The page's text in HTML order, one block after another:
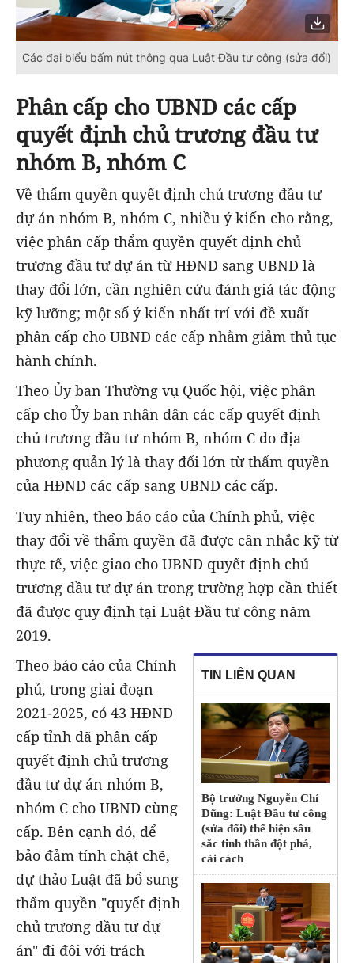
Các đại biểu bấm nút thông qua Luật Đầu tư công (sửa đổi)
Phân cấp cho UBND các cấp
quyết định chủ trương đầu tư
nhóm B, nhóm C
Về thẩm quyền quyết định chủ trương đầu tư
dự án nhóm B, nhóm C, nhiều ý kiến cho rằng,
việc phân cấp thẩm quyền quyết định chủ
trương đầu tư dự án từ HĐND sang UBND là
thay đổi lớn, cần nghiên cứu đánh giá tác động
kỹ lưỡng; một số ý kiến nhất trí với đề xuất
phân cấp cho UBND các cấp nhằm giảm thủ tục
hành chính.
Theo Ủy ban Thường vụ Quốc hội, việc phân
cấp cho Ủy ban nhân dân các cấp quyết định
chủ trương đầu tư nhóm B, nhóm C do địa
phương quản lý là thay đổi lớn từ thẩm quyền
của HĐND các cấp sang UBND các cấp.
Tuy nhiên, theo báo cáo của Chính phủ, việc
thay đổi về thẩm quyền đã được cân nhắc kỹ từ
thực tế, việc giao cho UBND quyết định chủ
trương đầu tư dự án trong trường hợp cần thiết
đã được quy định tại Luật Đầu tư công năm
2019.
TIN LIÊN QUAN
Bộ trưởng Nguyễn Chí
Dũng: Luật Đầu tư công
(sửa đổi) thể hiện sâu
sắc tinh thần đột phá,
cải cách
Theo báo cáo của Chính
phủ, trong giai đoạn
2021-2025, có 43 HĐND
cấp tỉnh đã phân cấp
quyết định chủ trương
đầu tư dự án nhóm B,
nhóm C cho UBND cùng
cấp. Bên cạnh đó, để
bảo đảm tính chặt chẽ,
dự thảo Luật đã bổ sung
thẩm quyền "quyết định
chủ trương đầu tư dự
án" đi đôi với trách